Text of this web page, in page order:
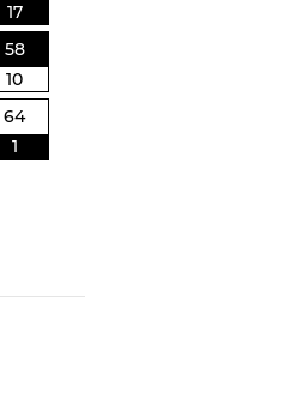
17
58
10
64
1